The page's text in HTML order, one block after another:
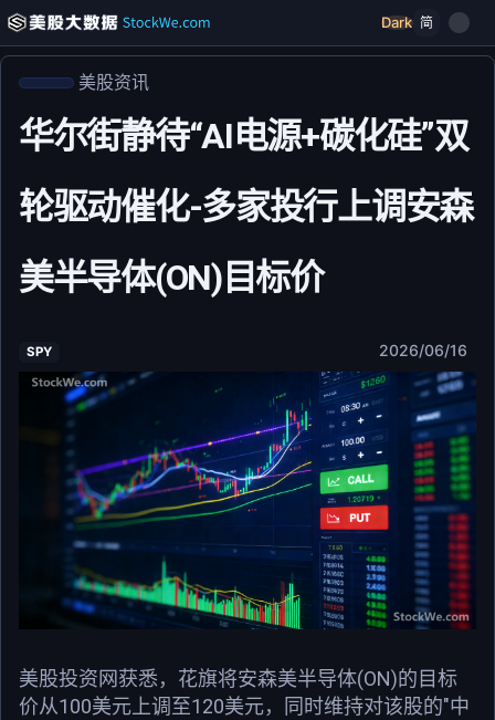
Dark 简
美股资讯
华尔街静待“AI电源+碳化硅”双
轮驱动催化-多家投行上调安森
美半导体(ON)目标价
SPY 2026/06/16
美股投资网获悉，花旗将安森美半导体(ON)的目标
价从100美元上调至120美元，同时维持对该股的"中